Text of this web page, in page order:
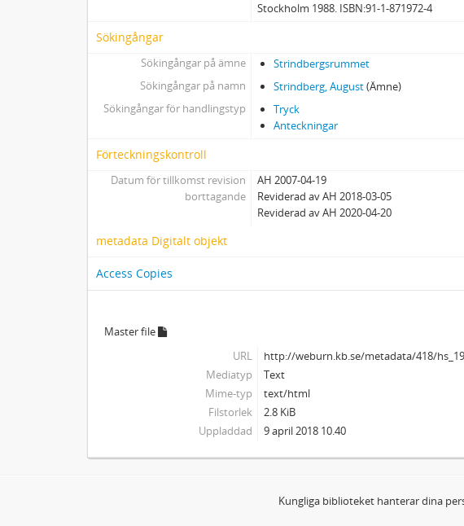
Stockholm 1988. ISBN:91-1-871972-4
Sökingångar
Sökingångar på ämne
Strindbergsrummet
Sökingångar på namn
Strindberg, August(Ämne)
Sökingångar för handlingstyp
Tryck
Anteckningar
Förteckningskontroll
Datum för tillkomst revision
borttagande
AH 2007-04-19
Reviderad av AH 2018-03-05
Reviderad av AH 2020-04-20
metadata Digitalt objekt
Access Copies
Master file
URL
http://weburn.kb.se/metadata/418/
Mediatyp
Text
Mime-typ
text/html
Filstorlek
2.8 KiB
Uppladdad
9 april 2018 10.40
Kungliga biblioteket hanterar dina